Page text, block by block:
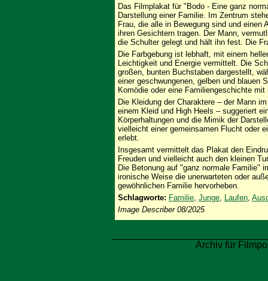
Das Filmplakat für "Bodo - Eine ganz
Darstellung einer Familie. Im Zentrum
Frau, die alle in Bewegung sind und einen
ihren Gesichtern tragen. Der Mann,
die Schulter gelegt und hält ihn fest. Die
Die Farbgebung ist lebhaft, mit einem
Leichtigkeit und Energie vermittelt. Die
großen, bunten Buchstaben dargestellt,
einer geschwungenen, gelben und blauen
Komödie oder eine Familiengeschichte
Die Kleidung der Charaktere – der Mann
einem Kleid und High Heels – suggeriert
Körperhaltungen und die Mimik der
vielleicht einer gemeinsamen Flucht oder
erlebt.
Insgesamt vermittelt das Plakat den
Freuden und vielleicht auch den kleinen
Die Betonung auf "ganz normale Familie"
ironische Weise die unerwarteten oder
gewöhnlichen Familie hervorheben.
Schlagworte: Familie, Junge, Laufen,
Image Describer 08/2025
Archiv für